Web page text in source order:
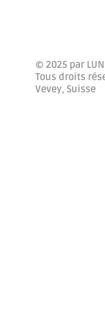
© 2025 par
Tous droits
Vevey, Suisse